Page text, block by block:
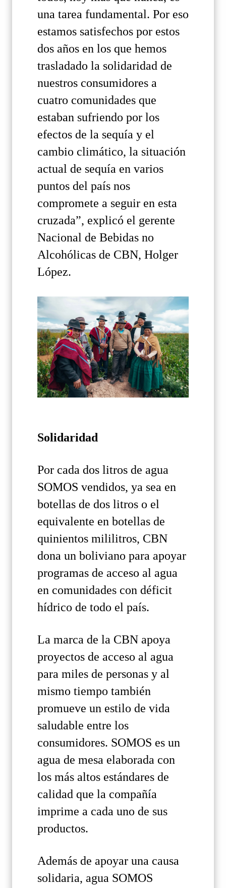
una tarea fundamental. Por eso
estamos satisfechos por estos
dos años en los que hemos
trasladado la solidaridad de
nuestros consumidores a
cuatro comunidades que
estaban sufriendo por los
efectos de la sequía y el
cambio climático, la situación
actual de sequía en varios
puntos del país nos
compromete a seguir en esta
cruzada”, explicó el gerente
Nacional de Bebidas no
Alcohólicas de CBN, Holger
López.
Solidaridad
Por cada dos litros de agua
SOMOS vendidos, ya sea en
botellas de dos litros o el
equivalente en botellas de
quinientos mililitros, CBN
dona un boliviano para apoyar
programas de acceso al agua
en comunidades con déficit
hídrico de todo el país.
La marca de la CBN apoya
proyectos de acceso al agua
para miles de personas y al
mismo tiempo también
promueve un estilo de vida
saludable entre los
consumidores. SOMOS es un
agua de mesa elaborada con
los más altos estándares de
calidad que la compañía
imprime a cada uno de sus
productos.
Además de apoyar una causa
solidaria, agua SOMOS